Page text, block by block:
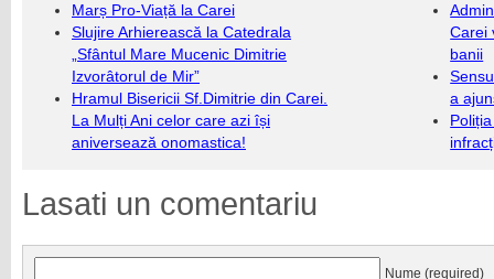
Marș Pro-Viață la Carei
Slujire Arhierească la Catedrala
„Sfântul Mare Mucenic Dimitrie
Izvorâtorul de Mir”
Hramul Bisericii Sf.Dimitrie din Carei.
La Mulți Ani celor care azi își
aniversează onomastica!
Carei
banii
a
Lasati un comentariu
Nume (required)